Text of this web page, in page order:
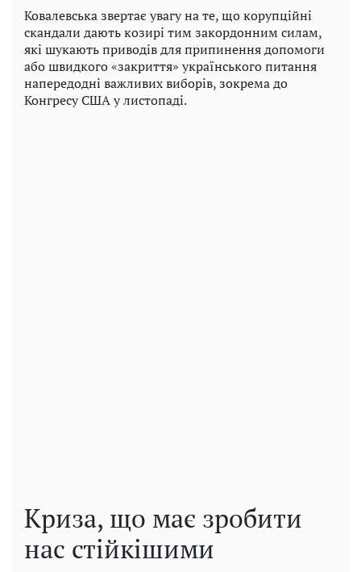
Ковалевська звертає увагу на те, що корупційні
скандали дають козирі тим закордонним силам,
які шукають приводів для припинення допомоги
або швидкого «закриття» українського питання
напередодні важливих виборів, зокрема до
Конгресу США у листопаді.
Криза, що має зробити
нас стійкішими